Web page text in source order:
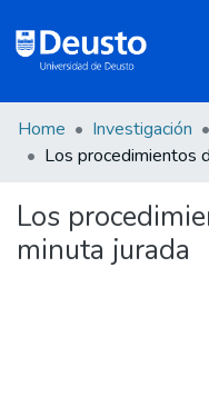
DeustoTeka
Communities
&
Home Investigación
Los
minuta jurada